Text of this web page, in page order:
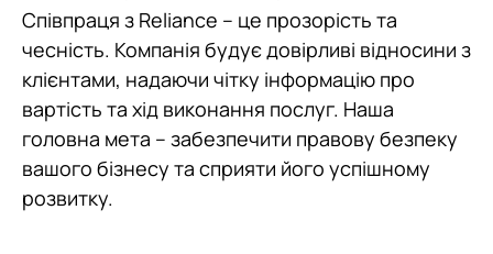
Співпраця з Reliance – це прозорість та
чесність. Компанія будує довірливі відносини з
клієнтами, надаючи чітку інформацію про
вартість та хід виконання послуг. Наша
головна мета – забезпечити правову безпеку
вашого бізнесу та сприяти його успішному
розвитку.